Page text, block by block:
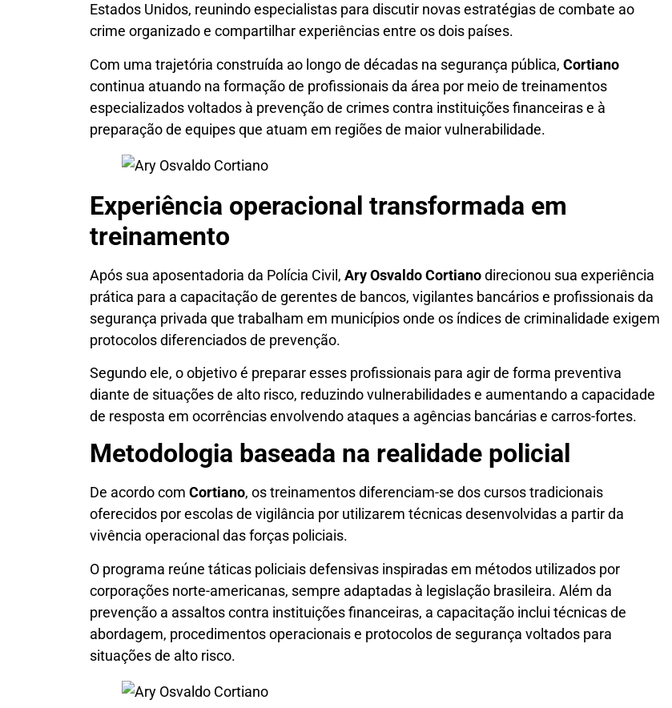
Estados Unidos, reunindo especialistas para discutir novas estratégias de combate ao
crime organizado e compartilhar experiências entre os dois países.
Com uma trajetória construída ao longo de décadas na segurança pública, Cortiano
continua atuando na formação de profissionais da área por meio de treinamentos
especializados voltados à prevenção de crimes contra instituições financeiras e à
preparação de equipes que atuam em regiões de maior vulnerabilidade.
Experiência operacional transformada em
treinamento
Após sua aposentadoria da Polícia Civil, Ary Osvaldo Cortianodirecionou sua experiência
prática para a capacitação de gerentes de bancos, vigilantes bancários e profissionais da
segurança privada que trabalham em municípios onde os índices de criminalidade exigem
protocolos diferenciados de prevenção.
Segundo ele, o objetivo é preparar esses profissionais para agir de forma preventiva
diante de situações de alto risco, reduzindo vulnerabilidades e aumentando a capacidade
de resposta em ocorrências envolvendo ataques a agências bancárias e carros-fortes.
Metodologia baseada na realidade policial
De acordo com Cortiano, os treinamentos diferenciam-se dos cursos tradicionais
oferecidos por escolas de vigilância por utilizarem técnicas desenvolvidas a partir da
vivência operacional das forças policiais.
O programa reúne táticas policiais defensivas inspiradas em métodos utilizados por
corporações norte-americanas, sempre adaptadas à legislação brasileira. Além da
prevenção a assaltos contra instituições financeiras, a capacitação inclui técnicas de
abordagem, procedimentos operacionais e protocolos de segurança voltados para
situações de alto risco.